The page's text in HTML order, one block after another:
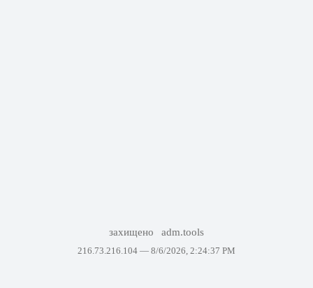
захищено adm.tools
216.73.216.104 — 8/6/2026, 2:24:37 PM